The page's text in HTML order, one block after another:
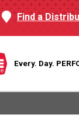
Find a
Every. Day.